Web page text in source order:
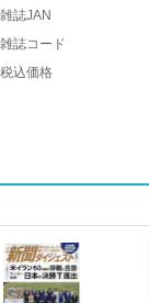
雑誌JAN
雑誌コード
税込価格